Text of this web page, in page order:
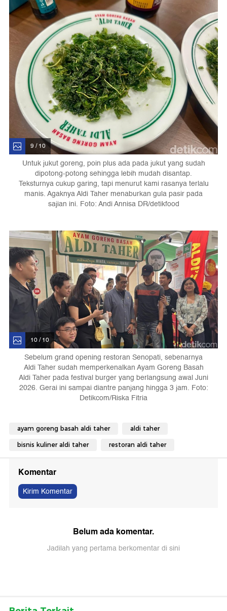
9 / 10
Untuk jukut goreng, poin plus ada pada jukut yang sudah
dipotong-potong sehingga lebih mudah disantap.
Teksturnya cukup garing, tapi menurut kami rasanya terlalu
manis. Agaknya Aldi Taher menaburkan gula pasir pada
sajian ini. Foto: Andi Annisa DR/detikfood
10 / 10
Sebelum grand opening restoran Senopati, sebenarnya
Aldi Taher sudah memperkenalkan Ayam Goreng Basah
Aldi Taher pada festival burger yang berlangsung awal Juni
2026. Gerai ini sampai diantre panjang hingga 3 jam. Foto:
Detikcom/Riska Fitria
ayam goreng basah aldi taher aldi taher
bisnis kuliner aldi taher restoran aldi taher
Komentar
Kirim Komentar
Belum ada komentar.
Jadilah yang pertama berkomentar di sini